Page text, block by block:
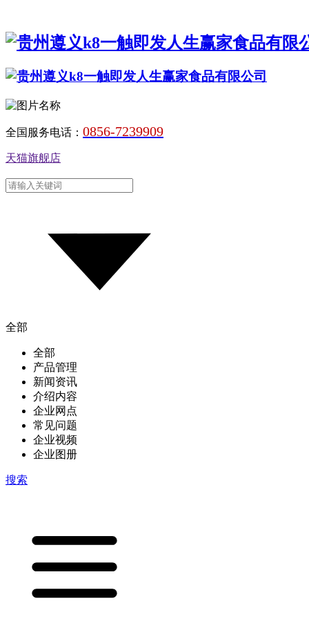
全国服务电话： 0856-7239909
天猫旗舰店
全部
全部
产品管理
新闻资讯
介绍内容
企业网点
常见问题
企业视频
企业图册
搜索